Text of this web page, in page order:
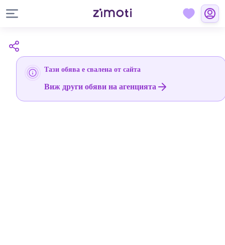
Тази обява е свалена от сайта
Виж други обяви на агенцията